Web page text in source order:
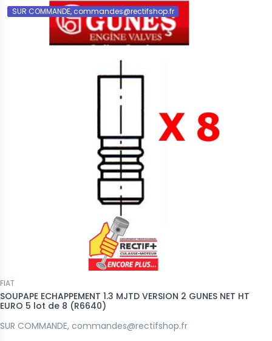
SUR COMMANDE, commandes@rectifshop.fr
FIAT
SOUPAPE ECHAPPEMENT 1.3 MJTD VERSION 2 GUNES NET HT
EURO 5 lot de 8 (R6640)
SUR COMMANDE, commandes@rectifshop.fr